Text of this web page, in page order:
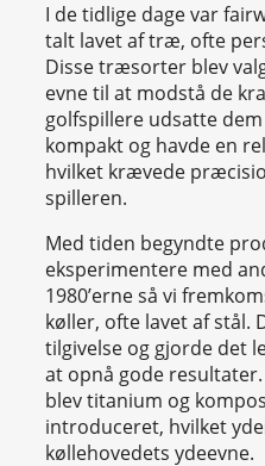
I de tidlige dage var
talt lavet af træ, ofte
Disse træsorter blev
evne til at modstå de
golfspillere udsatte
kompakt og havde en
hvilket krævede
spilleren.
Med tiden begyndte
eksperimentere med
1980’erne så vi
køller, ofte lavet af stål.
tilgivelse og gjorde det
at opnå gode resultater.
blev titanium og
introduceret, hvilket
køllehovedets ydeevne.